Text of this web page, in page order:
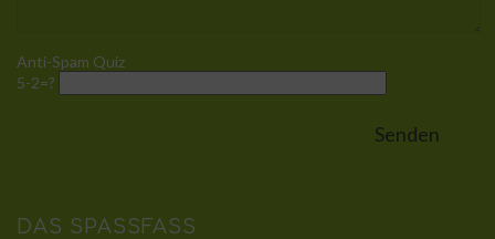
Anti-Spam Quiz
5-2=?
DAS SPASSFASS